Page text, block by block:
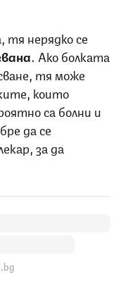
тя нерядко се
. Ако болката
тя може
които
са болни и
да се
за да